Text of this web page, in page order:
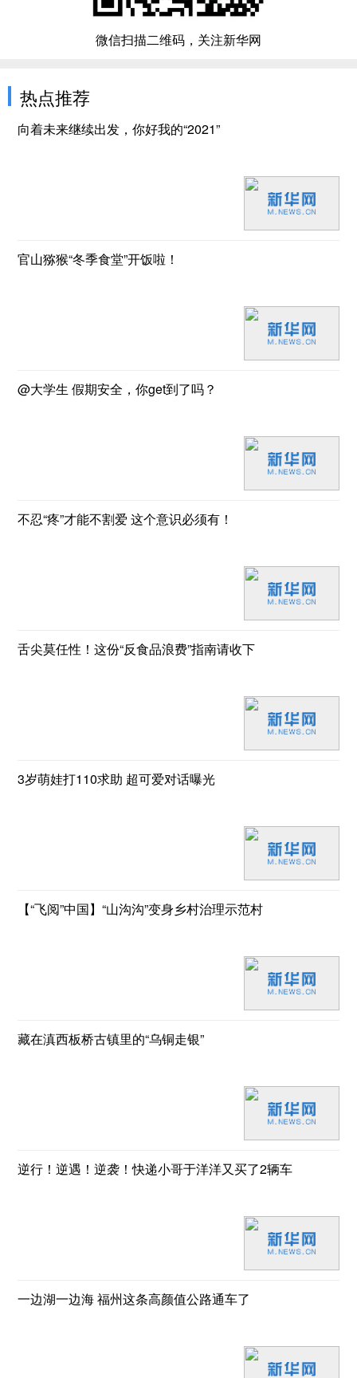
微信扫描二维码，关注新华网
热点推荐
向着未来继续出发，你好我的“2021”
官山猕猴“冬季食堂”开饭啦！
@大学生 假期安全，你get到了吗？
不忍“疼”才能不割爱 这个意识必须有！
舌尖莫任性！这份“反食品浪费”指南请收下
3岁萌娃打110求助 超可爱对话曝光
【“飞阅”中国】“山沟沟”变身乡村治理示范村
藏在滇西板桥古镇里的“乌铜走银”
逆行！逆遇！逆袭！快递小哥于洋洋又买了2辆车
一边湖一边海 福州这条高颜值公路通车了